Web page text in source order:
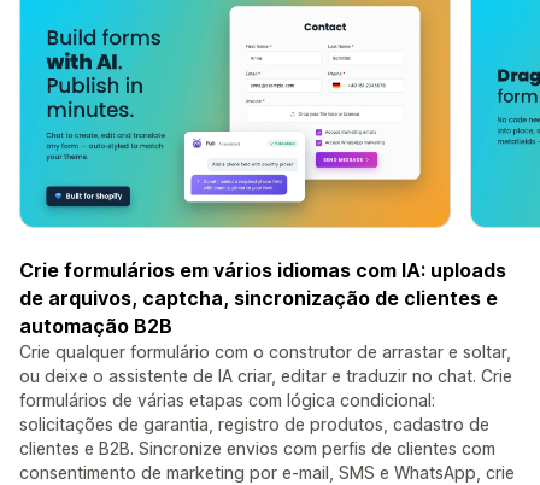
Crie formulários em vários idiomas com IA: uploads
de arquivos, captcha, sincronização de clientes e
automação B2B
Crie qualquer formulário com o construtor de arrastar e soltar,
ou deixe o assistente de IA criar, editar e traduzir no chat. Crie
formulários de várias etapas com lógica condicional:
solicitações de garantia, registro de produtos, cadastro de
clientes e B2B. Sincronize envios com perfis de clientes com
consentimento de marketing por e-mail, SMS e WhatsApp, crie